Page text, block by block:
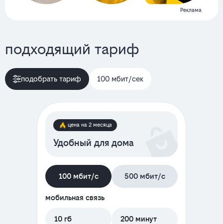
Реклама
подходящий тариф
подобрать тариф 100 мбит/сек
цена на 2 месяца
Удобный для дома
100 мбит/с 500 мбит/с
мобильная связь
10 гб 200 минут